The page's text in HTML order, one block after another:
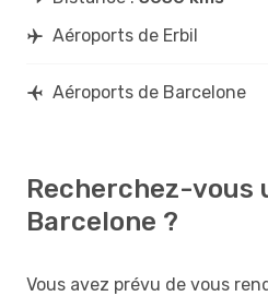
Aéroports de Erbil
Aéroports de Barcelone
Recherchez-vous
Barcelone ?
Vous avez prévu de vous